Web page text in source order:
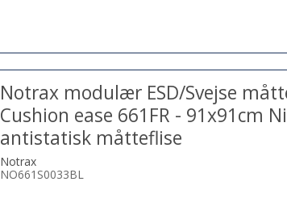
Notrax modulær ESD/Svejse
Cushion ease 661FR - 91x91cm
antistatisk måtteflise
Notrax
NO661S0033BL